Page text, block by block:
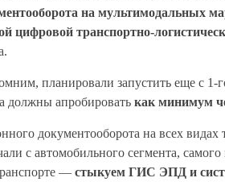
на мультимодальных
цифровой транспортно-
планировали запустить еще с 1-
должны апробировать как минимум
документооборота на всех видах
с автомобильного сегмента,
— стыкуем ГИС ЭПД и